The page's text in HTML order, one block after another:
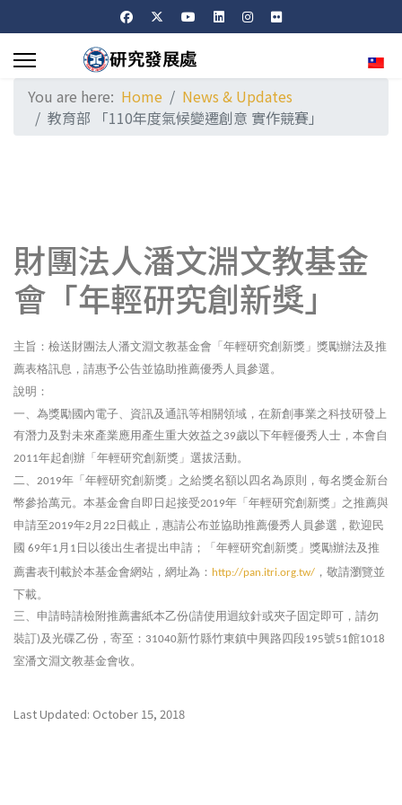
You are here: Home
News & Updates
教育部 「110年度氣候變遷創意 實作競賽」
財團法人潘文淵文教基金
會「年輕研究創新獎」
主旨：檢送財團法人潘文淵文教基金會「年輕研究創新獎」獎勵辦法及推
薦表格訊息，請惠予公告並協助推薦優秀人員參選。
說明：
一、為獎勵國內電子、資訊及通訊等相關領域，在新創事業之科技研發上
有潛力及對未來產業應用產生重大效益之 39歲以下年輕優秀人士，本會自
2011年起創辦「年輕研究創新獎」選拔活動。
二、
2019年「年輕研究創新獎」之給獎名額以四名為原則，每名獎金新台
幣參拾萬元。本基金會自即日起接受2019年「年輕研究創新獎」之推薦與
申請至2019年2 月 22 日截止，惠請公布並協助推薦優秀人員參選，歡迎民
國 69年1 月 1 日以後出生者提出申請；「年輕研究創新獎」獎勵辦法及推
薦書表刊載於本基金會網站，網址為： http://pan.itri.org.tw/ ，敬請瀏覽並
下載。
三、申請時請檢附推薦書紙本乙份(請使用迴紋針或夾子固定即可，請勿
裝訂)及光碟乙份，寄至： 31040新竹縣竹東鎮中興路四段195號51館1018
室潘文淵文教基金會收。
Last Updated: October 15, 2018